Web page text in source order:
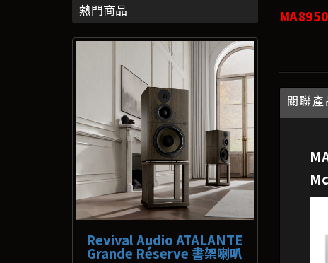
熱門商品
Revival Audio ATALANTE
Grande Réserve 書架喇叭
關聯產